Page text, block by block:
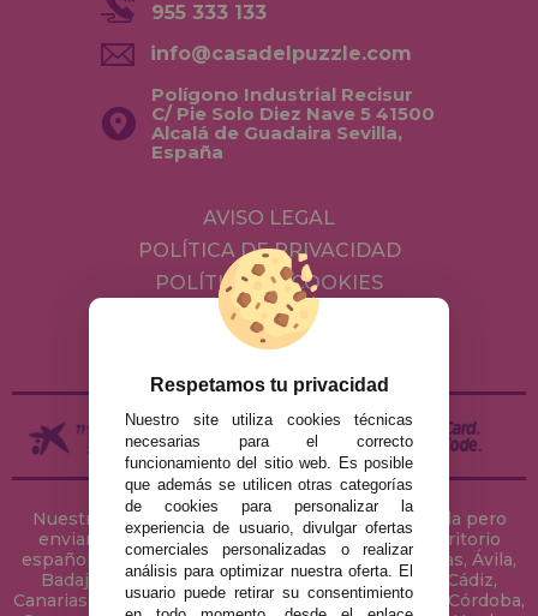
955 333 133
info@casadelpuzzle.com
Polígono Industrial Recisur
C/ Pie Solo Diez Nave 5 41500
Alcalá de Guadaira Sevilla,
España
AVISO LEGAL
POLÍTICA DE PRIVACIDAD
POLÍTICA DE COOKIES
ENVÍOS Y DEVOLUCIONES
DEVOLUCIONES / DESISTIMIENTO
Nuestra tienda de puzzles está ubicada en Sevilla pero
enviamos tus puzzles a cualquier ciudad del territorio
español: Álava, Albacete, Alicante, Almería, Asturias, Ávila,
Badajoz, Baleares, Barcelona, Burgos, Cáceres, Cádiz,
Canarias, Cantabria, Castellón, Ceuta, Ciudad Real, Córdoba,
Respetamos tu privacidad
Nuestro site utiliza cookies técnicas
necesarias para el correcto
funcionamiento del sitio web. Es posible
que además se utilicen otras categorías
de cookies para personalizar la
experiencia de usuario, divulgar ofertas
comerciales personalizadas o realizar
análisis para optimizar nuestra oferta. El
usuario puede retirar su consentimiento